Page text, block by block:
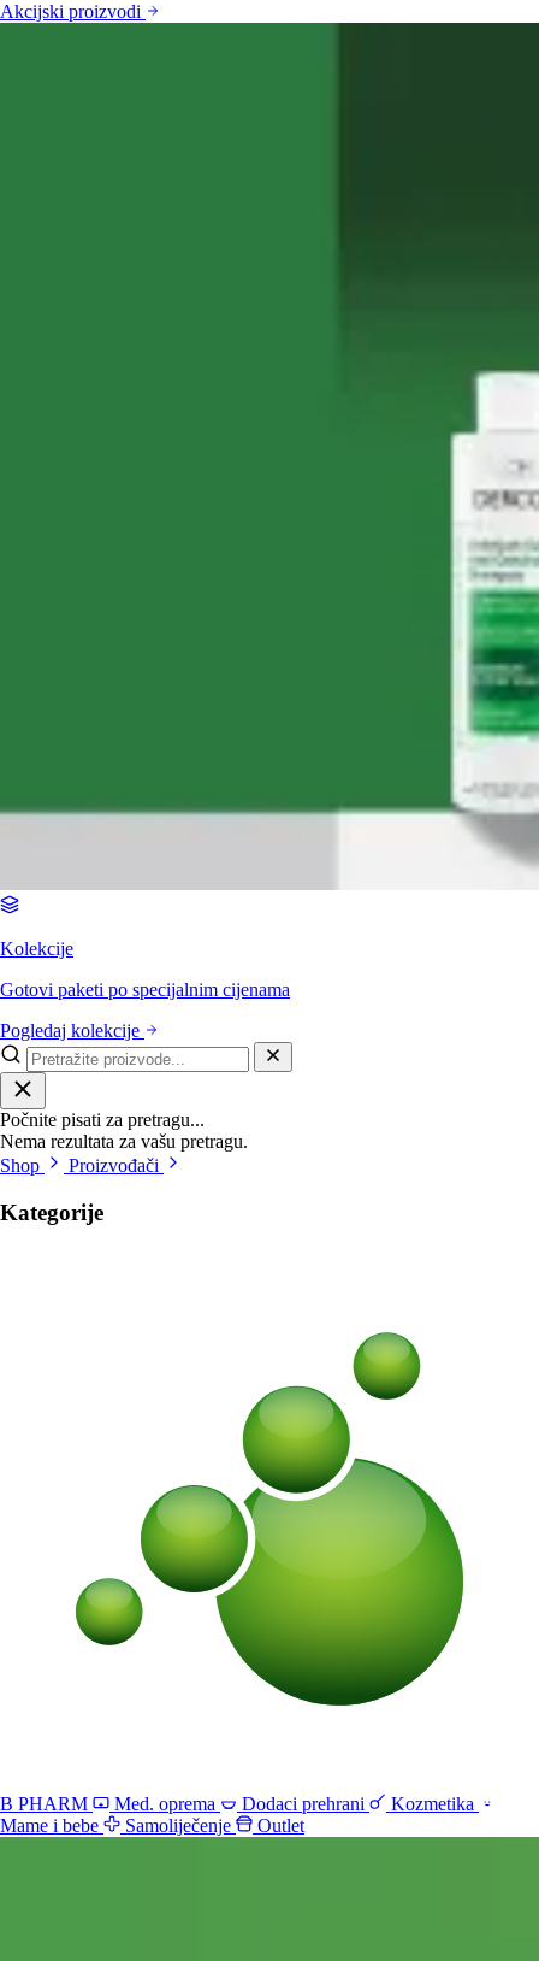
Akcijski proizvodi
Kolekcije
Gotovi paketi po specijalnim cijenama
Pogledaj kolekcije
Počnite pisati za pretragu...
Nema rezultata za vašu pretragu.
Shop
Proizvođači
Kategorije
B PHARM Med. oprema Dodaci prehrani
Kozmetika
Mame i bebe
Samoliječenje Outlet